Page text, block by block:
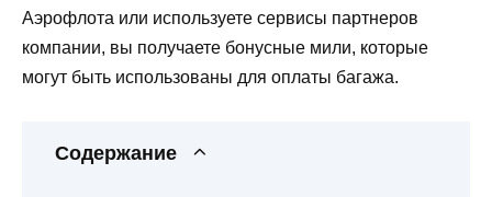
Аэрофлота или используете сервисы партнеров
компании, вы получаете бонусные мили, которые
могут быть использованы для оплаты багажа.
Содержание